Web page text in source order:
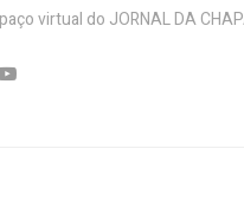
virtual do JORNAL DA